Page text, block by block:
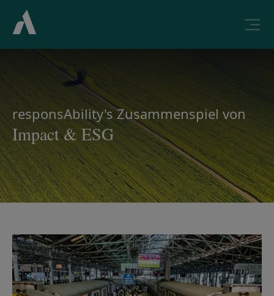
responsAbility's Zusammenspiel von
Impact & ESG